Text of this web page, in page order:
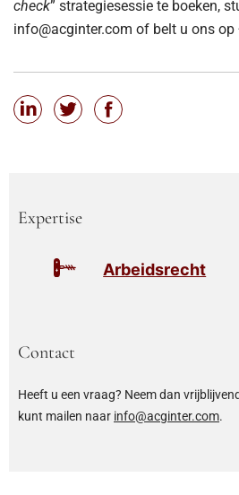
check” strategiesessie te boeken,
info@acginter.com of belt u ons op
Expertise
Arbeidsrecht
Contact
Heeft u een vraag? Neem dan
kunt mailen naar info@acginter.com.